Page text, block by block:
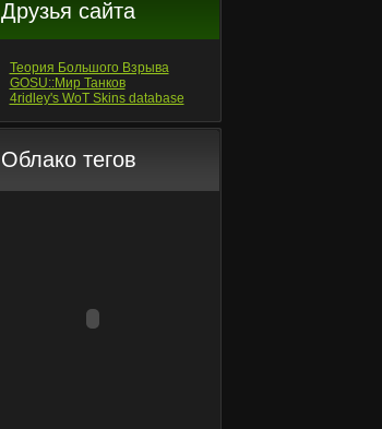
Друзья сайта
Теория Большого Взрыва
GOSU::Мир Танков
4ridley's WoT Skins database
Облако тегов